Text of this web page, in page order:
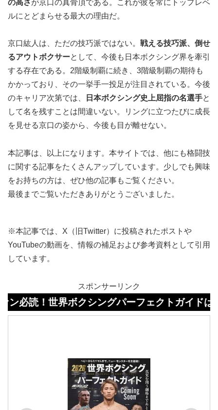
の高さが京口の真骨頂である。これが彼を常にトップレベ
ルにとどまらせる最大の理由だ。
京口紘人は、ただの技巧派ではない。 戦える技巧派、倒せ
るアウトボクサーとして、今後も日本ボクシング界を牽引
する存在である。2階級制覇に続き、3階級制覇の期待も
かかっており、その一挙手一投足が注目されている。今後
のキャリア次第では、
日本ボクシング史上屈指の名選手と
して名を残すことは間違いない。リングに立つたびに成長
を見せる京口の姿から、今後も目が離せない。
本記事は、以上になります。本サイトでは、他にも格闘技
に関する記事をたくさんアップしています。少しでも興味
をお持ちの方は、ぜひ他の記事もご覧ください。
最後までご覧いただきありがとうございました。
※本記事では、X（旧Twitter）に投稿されたポストや
YouTubeの動画を、情報の補足および参考資料として引用
しています。
スポンサーリンク
界ボクシングパーフェクトガイドはコチラ